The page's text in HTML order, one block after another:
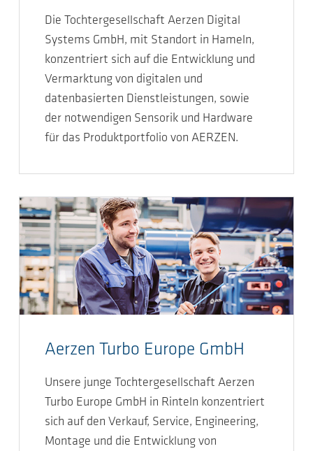
Die Tochtergesellschaft Aerzen Digital
Systems GmbH, mit Standort in Hameln,
konzentriert sich auf die Entwicklung und
Vermarktung von digitalen und
datenbasierten Dienstleistungen, sowie
der notwendigen Sensorik und Hardware
für das Produktportfolio von AERZEN.
Aerzen Turbo Europe GmbH
Unsere junge Tochtergesellschaft Aerzen
Turbo Europe GmbH in Rinteln konzentriert
sich auf den Verkauf, Service, Engineering,
Montage und die Entwicklung von